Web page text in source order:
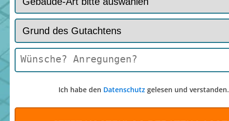
Ich habe den Datenschutzgelesen und verstanden.